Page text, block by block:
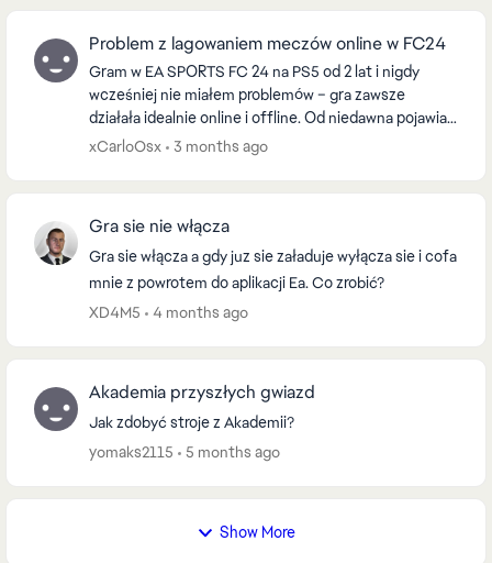
Problem z lagowaniem meczów online w FC24
Gram w EA SPORTS FC 24 na PS5 od 2 lat i nigdy
wcześniej nie miałem problemów – gra zawsze
działała idealnie online i offline. Od niedawna pojawia
xCarloOsx 3 months ago
Gra sie nie włącza
Gra sie włącza a gdy juz sie załaduje wyłącza sie i cofa
mnie z powrotem do aplikacji Ea. Co zrobić?
XD4M5
4 months ago
Akademia przyszłych gwiazd
Jak zdobyć stroje z Akademii?
yomaks2115
5 months ago
Show More